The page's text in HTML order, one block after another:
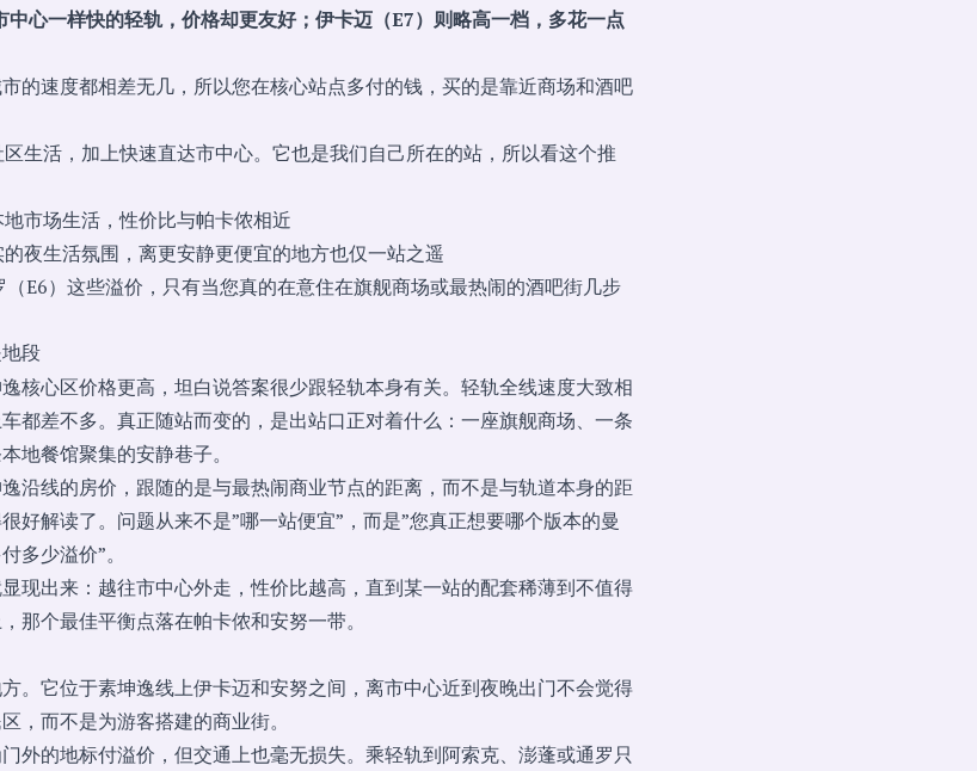
中心一样快的轻轨，价格却更友好；伊卡迈（E7）则略高一档，多花一点
的速度都相差无几，所以您在核心站点多付的钱，买的是靠近商场和酒吧
生活，加上快速直达市中心。它也是我们自己所在的站，所以看这个推
市场生活，性价比与帕卡侬相近
夜生活氛围，离更安静更便宜的地方也仅一站之遥
E6）这些溢价，只有当您真的在意住在旗舰商场或最热闹的酒吧街几步
段
核心区价格更高，坦白说答案很少跟轻轨本身有关。轻轨全线速度大致相
都差不多。真正随站而变的，是出站口正对着什么：一座旗舰商场、一条
地餐馆聚集的安静巷子。
沿线的房价，跟随的是与最热闹商业节点的距离，而不是与轨道本身的距
好解读了。问题从来不是”哪一站便宜”，而是”您真正想要哪个版本的曼
多少溢价”。
现出来：越往市中心外走，性价比越高，直到某一站的配套稀薄到不值得
那个最佳平衡点落在帕卡侬和安努一带。
。它位于素坤逸线上伊卡迈和安努之间，离市中心近到夜晚出门不会觉得
，而不是为游客搭建的商业街。
外的地标付溢价，但交通上也毫无损失。乘轻轨到阿索克、澎蓬或通罗只